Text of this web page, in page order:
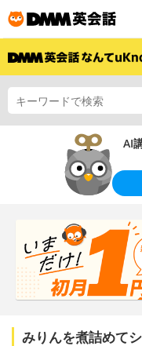
AI
みりんを煮詰めて